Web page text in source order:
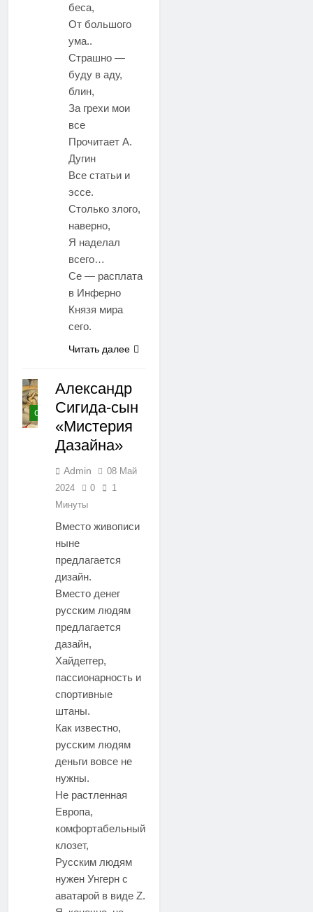
беса,
От большого
ума..
Страшно —
буду в аду,
блин,
За грехи мои
все
Прочитает А.
Дугин
Все статьи и
эссе.
Столько злого,
наверно,
Я наделал
всего…
Се — расплата
в Инферно
Князя мира
сего.
Читать далее
СТИХИ
Александр
Сигида-сын
«Мистерия
Дазайна»
Admin
08 Май
2024
0
1
Минуты
Вместо живописи
ныне
предлагается
дизайн.
Вместо денег
русским людям
предлагается
дазайн,
Хайдеггер,
пассионарность и
спортивные
штаны.
Как известно,
русским людям
деньги вовсе не
нужны.
Не растленная
Европа,
комфортабельный
клозет,
Русским людям
нужен Унгерн с
аватарой в виде Z.